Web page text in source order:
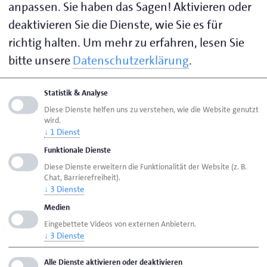
Auftragserteilung zurückhaltender werden“, betont
Ralf Stamer. „Da wir aber kein Ende der
Preissteigerungen bei Energie und Rohstoffen sehen
und inzwischen auch die Kreditzinsen deutlich
ansteigen, besteht bei unseren Betrieben große
Verunsicherung über die weitere Entwicklung.“
Für das dritte Quartal 2022 rechnen 71 Prozent der
Handwerksbetriebe mit einer gleichbleibenden
Entwicklung. 21 Prozent erwarten eine
Verschlechterung, aber nur 8 Prozent eine
Verbesserung der Geschäftslage.
Die Ergebnisse aus den beiden
Kammerbezirken
anpassen. Sie haben das Sagen! Aktivieren oder
deaktivieren Sie die Dienste, wie Sie es für
richtig halten. Um mehr zu erfahren, lesen Sie
bitte unsereDatenschutzerklärung.
Statistik & Analyse
Diese Dienste helfen uns zu verstehen, wie die Website genutzt
wird.
↓ 1 Dienst
Funktionale Dienste
Diese Dienste erweitern die Funktionalität der Website (z. B.
Chat, Barrierefreiheit).
↓ 3 Dienste
Medien
Eingebettete Videos von externen Anbietern.
↓ 3 Dienste
Alle Dienste aktivieren oder deaktivieren